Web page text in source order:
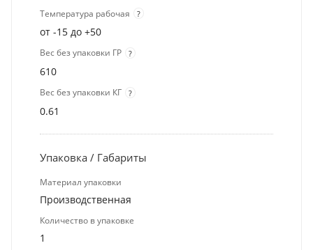
Температура рабочая ?
от -15 до +50
Вес без упаковки ГР ?
610
Вес без упаковки КГ ?
0.61
Упаковка / Габариты
Материал упаковки
Производственная
Количество в упаковке
1